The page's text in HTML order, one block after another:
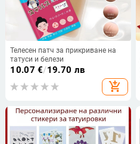
Телесен патч за прикриване на
татуси и белези
10.07 €/19.70 лв
add_shopping_cart